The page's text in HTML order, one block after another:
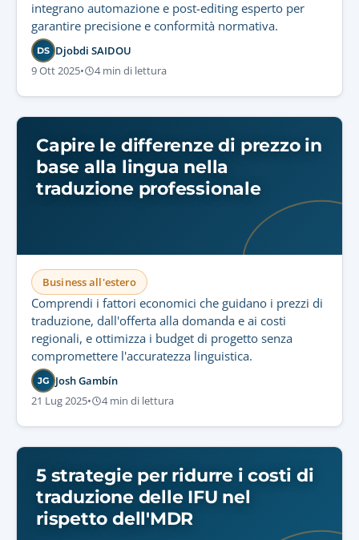
integrano automazione e post-editing esperto per
garantire precisione e conformità normativa.
DS Djobdi SAIDOU
9 Ott 2025• 4 min di lettura
Capire le differenze di prezzo in
base alla lingua nella
traduzione professionale
Business all'estero
Comprendi i fattori economici che guidano i prezzi di
traduzione, dall'offerta alla domanda e ai costi
regionali, e ottimizza i budget di progetto senza
compromettere l'accuratezza linguistica.
JG Josh Gambín
21 Lug 2025• 4 min di lettura
5 strategie per ridurre i costi di
traduzione delle IFU nel
rispetto dell'MDR